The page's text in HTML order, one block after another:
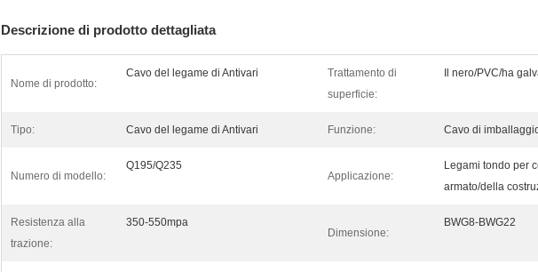
Descrizione di prodotto dettagliata
Nome di prodotto:
Cavo del legame di Antivari
Trattamento di
superficie:
Il nero/PVC/ha
Tipo: Cavo del legame di Antivari Funzione: Cavo di
Numero di modello:
Q195/Q235
Applicazione:
Legami tondo per
armato/della
Resistenza alla
trazione:
350-550mpa
Dimensione:
BWG8-BWG22